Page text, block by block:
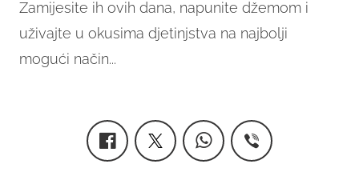
Zamijesite ih ovih dana, napunite džemom i
uživajte u okusima djetinjstva na najbolji
mogući način...